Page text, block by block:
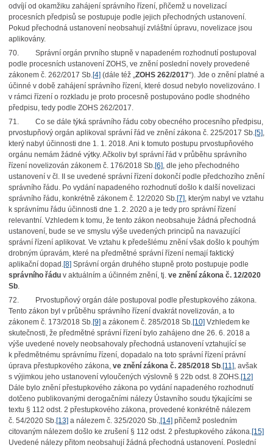
odvíjí od okamžiku zahájení správního řízení, přičemž u novelizací
procesních předpisů se postupuje podle jejich přechodných ustanovení.
Pokud přechodná ustanovení neobsahují zvláštní úpravu, novelizace jsou
aplikovány.
70.
Správní orgán prvního stupně v napadeném rozhodnutí postupoval
podle procesních ustanovení ZOHS, ve znění poslední novely provedené
zákonem č. 262/2017 Sb.[4] (dále též „ZOHS 262/2017“). Jde o znění platné a
účinné v době zahájení správního řízení, které dosud nebylo novelizováno. I
v rámci řízení o rozkladu je proto procesně postupováno podle shodného
předpisu, tedy podle ZOHS 262/2017.
71.
Co se dále týká správního řádu coby obecného procesního předpisu,
prvostupňový orgán aplikoval správní řád ve znění zákona č. 225/2017 Sb.[5],
který nabyl účinnosti dne 1. 1. 2018. Ani k tomuto postupu prvostupňového
orgánu nemám žádné výtky. Ačkoliv byl správní řád v průběhu správního
řízení novelizován zákonem č. 176/2018 Sb.[6], dle jeho přechodného
ustanovení v čl. II se uvedené správní řízení dokončí podle předchozího znění
správního řádu. Po vydání napadeného rozhodnutí došlo k další novelizaci
správního řádu, konkrétně zákonem č. 12/2020 Sb.[7], kterým nabyl ve vztahu
k správnímu řádu účinnosti dne 1. 2. 2020 a je tedy pro správní řízení
relevantní. Vzhledem k tomu, že tento zákon neobsahuje žádná přechodná
ustanovení, bude se ve smyslu výše uvedených principů na navazující
správní řízení aplikovat. Ve vztahu k předešlému znění však došlo k pouhým
drobným úpravám, které na předmětné správní řízení nemají faktický
aplikační dopad.[8] Správní orgán druhého stupně proto postupuje podle
správního řáduv aktuálním a účinném znění, tj. ve znění zákona č. 12/2020
Sb.
72.
Prvostupňový orgán dále postupoval podle přestupkového zákona.
Tento zákon byl v průběhu správního řízení dvakrát novelizován, a to
zákonem č. 173/2018 Sb.[9] a zákonem č. 285/2018 Sb.[10] Vzhledem ke
skutečnosti, že předmětné správní řízení bylo zahájeno dne 26. 6. 2018 a
výše uvedené novely neobsahovaly přechodná ustanovení vztahující se
k předmětnému správnímu řízení, dopadalo na toto správní řízení právní
úprava přestupkového zákona, ve znění zákona č. 285/2018 Sb.[11], avšak
s výjimkou jeho ustanovení vyloučených výslovně § 22b odst. 8 ZOHS.[12]
Dále bylo znění přestupkového zákona po vydání napadeného rozhodnutí
dotčeno publikovanými derogačními nálezy Ústavního soudu týkajícími se
textu § 112 odst. 2 přestupkového zákona, provedené konkrétně nálezem
č. 54/2020 Sb.[13] a nálezem č. 325/2020 Sb.,[14] přičemž posledním
citovaným nálezem došlo ke zrušení § 112 odst. 2 přestupkového zákona.[15]
Uvedené nálezy přitom neobsahují žádná přechodná ustanovení. Poslední